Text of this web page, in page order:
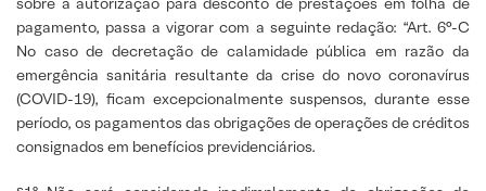
pagamento, passa a vigorar com a seguinte redação: “Art. 6°-C
No caso de decretação de calamidade pública em razão da
emergência sanitária resultante da crise do novo coronavírus
(COVID-19), ficam excepcionalmente suspensos, durante esse
período, os pagamentos das obrigações de operações de créditos
consignados em benefícios previdenciários.